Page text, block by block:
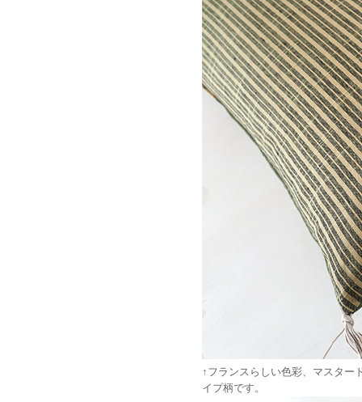
↑フランスらしい色彩、マスター
イプ柄です。